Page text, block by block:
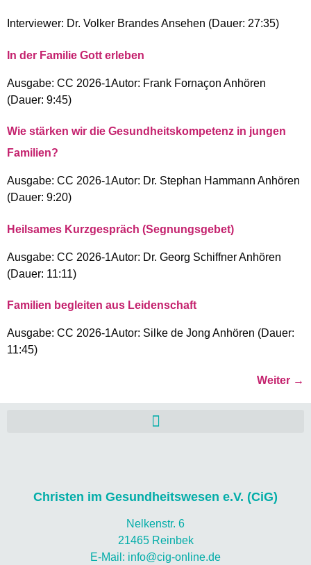
Interviewer: Dr. Volker Brandes Ansehen (Dauer: 27:35)
In der Familie Gott erleben
Ausgabe: CC 2026-1Autor: Frank Fornaçon Anhören
(Dauer: 9:45)
Wie stärken wir die Gesundheitskompetenz in jungen
Familien?
Ausgabe: CC 2026-1Autor: Dr. Stephan Hammann Anhören
(Dauer: 9:20)
Heilsames Kurzgespräch (Segnungsgebet)
Ausgabe: CC 2026-1Autor: Dr. Georg Schiffner Anhören
(Dauer: 11:11)
Familien begleiten aus Leidenschaft
Ausgabe: CC 2026-1Autor: Silke de Jong Anhören (Dauer:
11:45)
Weiter →
Christen im Gesundheitswesen e.V. (CiG)
Nelkenstr. 6
21465 Reinbek
E-Mail: info@cig-online.de